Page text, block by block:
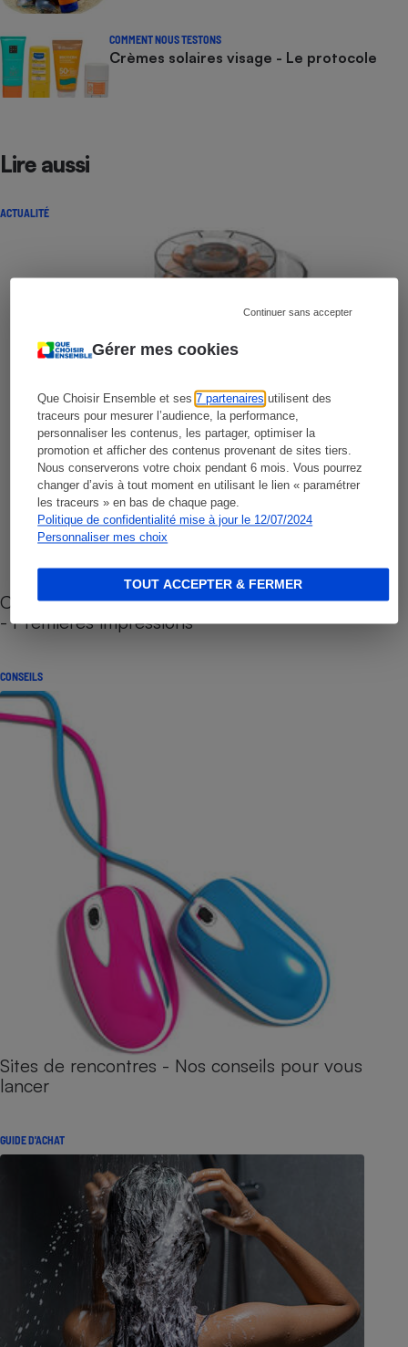
Gérer mes cookies
Que Choisir Ensemble et ses7 partenaires utilisent des
traceurs pour mesurer l’audience, la performance,
personnaliser les contenus, les partager, optimiser la
promotion et afficher des contenus provenant de sites tiers.
Nous conserverons votre choix pendant 6 mois. Vous pourrez
changer d’avis à tout moment en utilisant le lien « paramétrer
les traceurs » en bas de chaque page.
Politique de confidentialité mise à jour le 12/07/2024
Personnaliser mes choix
Continuer sans accepter
TOUT ACCEPTER & FERMER
COMMENT NOUS TESTONS
Crèmes solaires visage - Le protocole
Lire aussi
ACTUALITÉ
Cafetière à capsules zéro déchet CoffeeB (vidéo)
- Premières impressions
CONSEILS
Sites de rencontres - Nos conseils pour vous
lancer
GUIDE D'ACHAT